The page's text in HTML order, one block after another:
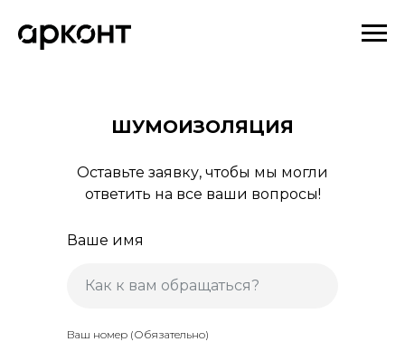
ШУМОИЗОЛЯЦИЯ
Оставьте заявку, чтобы мы могли
ответить на все ваши вопросы!
Ваше имя
Ваш номер (Обязательно)